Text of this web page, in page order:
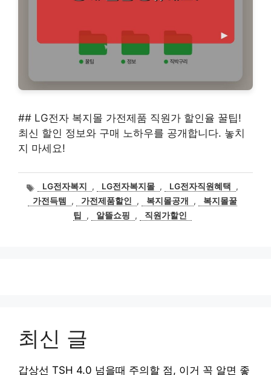
## LG전자 복지몰 가전제품 직원가 할인율 꿀팁!
최신 할인 정보와 구매 노하우를 공개합니다. 놓치
지 마세요!
태
그
LG전자복지 , LG전자복지몰 , LG전자직원혜택
,
가전득템
, 가전제품할인 , 복지몰공개 ,
복지몰꿀
팁
, 알뜰쇼핑 , 직원가할인
최신 글
갑상선 TSH 4.0 넘을때 주의할 점, 이거 꼭 알면 좋